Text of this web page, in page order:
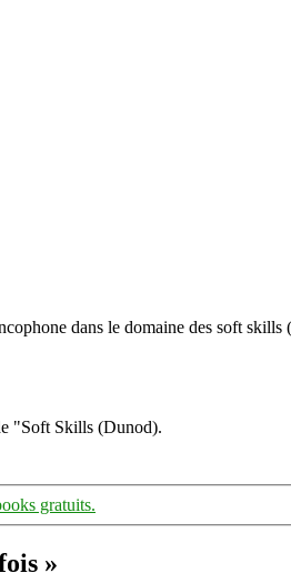
dans le domaine des soft skills (
"Soft Skills (Dunod).
gratuits.
»